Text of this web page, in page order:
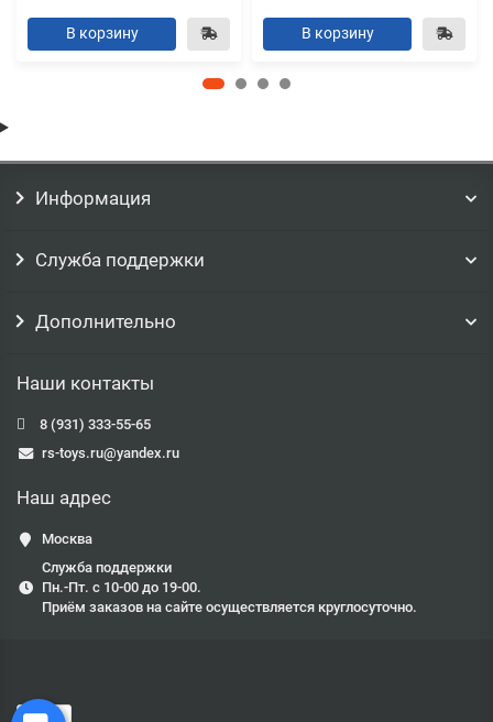
В корзину В корзину
Информация
Служба поддержки
Дополнительно
Наши контакты
8 (931) 333-55-65
rs-toys.ru@yandex.ru
Наш адрес
Москва
Служба поддержки
Пн.-Пт. с 10-00 до 19-00.
Приём заказов на сайте осуществляется круглосуточно.